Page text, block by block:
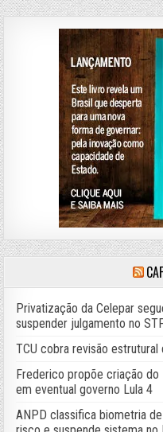
Privatização da Celepar
suspender julgamento no
TCU cobra revisão estrutural
Frederico propõe criação
em eventual governo Lula 4
ANPD classifica biometria